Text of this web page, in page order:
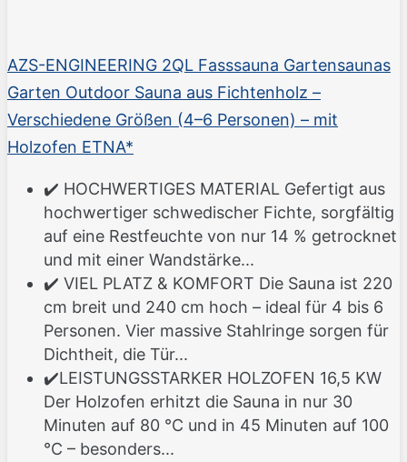
AZS-ENGINEERING 2QL Fasssauna Gartensaunas
Garten Outdoor Sauna aus Fichtenholz –
Verschiedene Größen (4–6 Personen) – mit
Holzofen ETNA*
✔️ HOCHWERTIGES MATERIAL Gefertigt aus
hochwertiger schwedischer Fichte, sorgfältig
auf eine Restfeuchte von nur 14 % getrocknet
und mit einer Wandstärke...
✔️ VIEL PLATZ & KOMFORT Die Sauna ist 220
cm breit und 240 cm hoch – ideal für 4 bis 6
Personen. Vier massive Stahlringe sorgen für
Dichtheit, die Tür...
✔️LEISTUNGSSTARKER HOLZOFEN 16,5 KW
Der Holzofen erhitzt die Sauna in nur 30
Minuten auf 80 °C und in 45 Minuten auf 100
°C – besonders...